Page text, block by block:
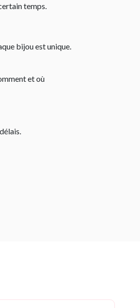
temps.
bijou est unique.
et où